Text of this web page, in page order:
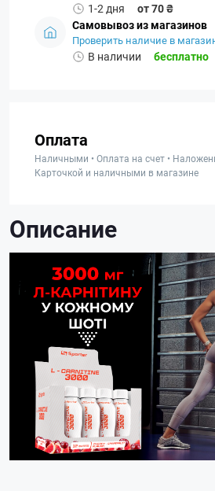
1-2 дня
от 70 ₴
Самовывоз из магазинов
Проверить наличие в
В наличии бесплатно
Оплата
Наличными • Оплата на счет •
Карточкой и наличными в магазине
Описание